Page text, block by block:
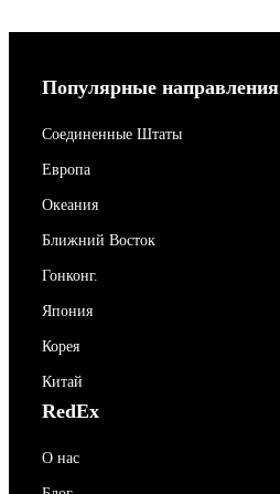
Популярные направления
Соединенные Штаты
Европа
Океания
Ближний Восток
Гонконг.
Япония
Корея
Китай
RedEx
О нас